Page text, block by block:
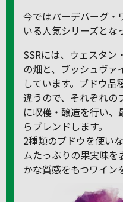
今ではパーデバーグ・
いる人気シリーズとな
SSRには、ウェスタン
の畑と、ブッシュヴ
しています。ブドウ
違うので、それぞれの
に収穫・醸造を行い
らブレンドします。
2種類のブドウを使い
ムたっぷりの果実味を
かな質感をもつワイン